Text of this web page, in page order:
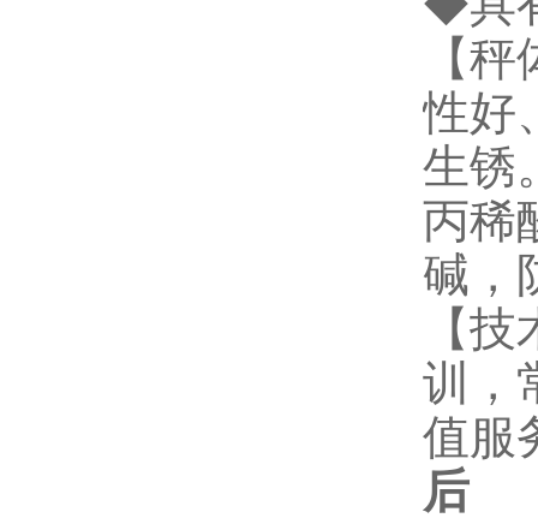
【
性好
生锈
丙稀
碱，
【
训，
值服
后